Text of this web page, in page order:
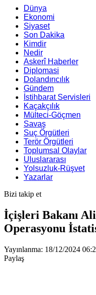
Dünya
Ekonomi
Siyaset
Son Dakika
Kimdir
Nedir
Askerî Haberler
Diplomasi
Dolandırıcılık
Gündem
İstihbarat Servisleri
Kaçakçılık
Mülteci-Göçmen
Savaş
Suç Örgütleri
Terör Örgütleri
Toplumsal Olaylar
Uluslararası
Yolsuzluk-Rüşvet
Yazarlar
Bizi takip et
İçişleri Bakanı
Operasyonu
Yayınlanma: 18/12/2024
Paylaş